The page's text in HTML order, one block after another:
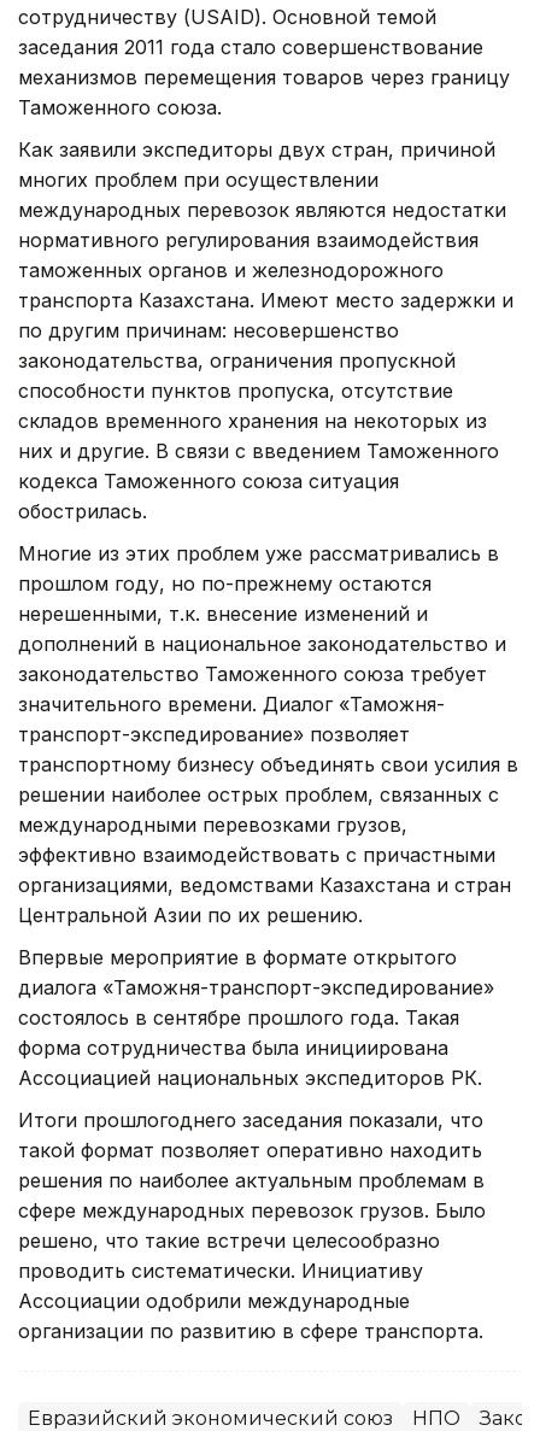
сотрудничеству (USAID). Основной темой
заседания 2011 года стало совершенствование
механизмов перемещения товаров через границу
Таможенного союза.
Как заявили экспедиторы двух стран, причиной
многих проблем при осуществлении
международных перевозок являются недостатки
нормативного регулирования взаимодействия
таможенных органов и железнодорожного
транспорта Казахстана. Имеют место задержки и
по другим причинам: несовершенство
законодательства, ограничения пропускной
способности пунктов пропуска, отсутствие
складов временного хранения на некоторых из
них и другие. В связи с введением Таможенного
кодекса Таможенного союза ситуация
обострилась.
Многие из этих проблем уже рассматривались в
прошлом году, но по-прежнему остаются
нерешенными, т.к. внесение изменений и
дополнений в национальное законодательство и
законодательство Таможенного союза требует
значительного времени. Диалог «Таможня-
транспорт-экспедирование» позволяет
транспортному бизнесу объединять свои усилия в
решении наиболее острых проблем, связанных с
международными перевозками грузов,
эффективно взаимодействовать с причастными
организациями, ведомствами Казахстана и стран
Центральной Азии по их решению.
Впервые мероприятие в формате открытого
диалога «Таможня-транспорт-экспедирование»
состоялось в сентябре прошлого года. Такая
форма сотрудничества была инициирована
Ассоциацией национальных экспедиторов РК.
Итоги прошлогоднего заседания показали, что
такой формат позволяет оперативно находить
решения по наиболее актуальным проблемам в
сфере международных перевозок грузов. Было
решено, что такие встречи целесообразно
проводить систематически. Инициативу
Ассоциации одобрили международные
организации по развитию в сфере транспорта.
Евразийский экономический союз НПО